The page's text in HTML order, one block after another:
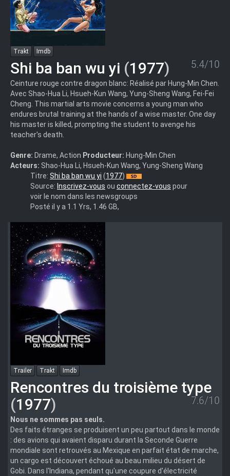
Trakt Imdb
Shi ba ban wu yi (1977) 5.4/10
Ceinture rouge contre dragon blanc: Réalisé par Hung-Min Chen.
Avec Shao-Hua Li, Hsueh-Kun Wang, Yung-Sheng Wang, Fei-Fei
Cheng. This martial arts movie concerns a young man who
endures brutal training at the hands of a wise master. One day
his master is killed, prompting the student to avenge his
teacher's death.
Genre: Drame, Action Producteur: Hung-Min Chen
Acteurs: Shao-Hua Li, Hsueh-Kun Wang, Yung-Sheng Wang
-
Legendary
weapons
of
China
(1982)
divx
Lethaifran
Titre: Shi ba ban wu yi (1977)
Source: Inscrivez-vous ou connectez-vous pour
voir le nom dans les newsgroups
Posté il y a 1.1 Yrs, 1.46 GB,
Trailer Trakt Imdb
Rencontres du troisième type
(1977) 7.6/10
Nous ne sommes pas seuls.
Des faits étranges se produisent un peu partout dans le monde
: des avions qui avaient disparu durant la Seconde Guerre
mondiale sont retrouvés au Mexique en parfait état de marche,
un cargo est découvert échoué au beau milieu du désert de
Gobi. Dans l'Indiana, pendant qu'une coupure d'électricité